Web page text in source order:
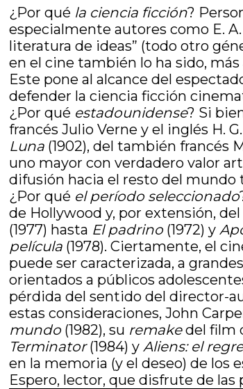
¿Por qué la ciencia ficción?
especialmente autores como E.
literatura de ideas” (todo otro
en el cine también lo ha sido,
Este pone al alcance del
defender la ciencia ficción
¿Por qué estadounidense? Si
francés Julio Verne y el inglés H.
Luna (1902), del también francés
uno mayor con verdadero valor
difusión hacia el resto del
¿Por qué el período seleccionado
de Hollywood y, por extensión,
(1977) hasta El padrino (1972) y
película (1978). Ciertamente, el
puede ser caracterizada, a
orientados a públicos
pérdida del sentido del director-
estas consideraciones, John
mundo (1982), su remakedel film
Terminator(1984) yAliens: el
en la memoria (y el deseo) de los
Espero, lector, que disfrute de